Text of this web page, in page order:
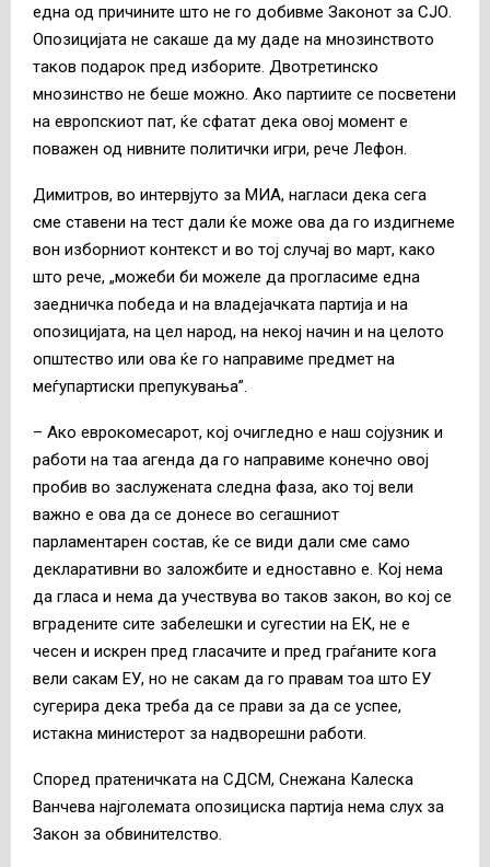
една од причините што не го добивме Законот за СЈО.
Опозицијата не сакаше да му даде на мнозинството
таков подарок пред изборите. Двотретинско
мнозинство не беше можно. Ако партиите се посветени
на европскиот пат, ќе сфатат дека овој момент е
поважен од нивните политички игри, рече Лефон.
Димитров, во интервјуто за МИА, нагласи дека сега
сме ставени на тест дали ќе може ова да го издигнеме
вон изборниот контекст и во тој случај во март, како
што рече, „можеби би можеле да прогласиме една
заедничка победа и на владејачката партија и на
опозицијата, на цел народ, на некој начин и на целото
општество или ова ќе го направиме предмет на
меѓупартиски препукувања”.
– Ако еврокомесарот, кој очигледно е наш сојузник и
работи на таа агенда да го направиме конечно овој
пробив во заслужената следна фаза, ако тој вели
важно е ова да се донесе во сегашниот
парламентарен состав, ќе се види дали сме само
декларативни во заложбите и едноставно е. Кој нема
да гласа и нема да учествува во таков закон, во кој се
вградените сите забелешки и сугестии на ЕК, не е
чесен и искрен пред гласачите и пред граѓаните кога
вели сакам ЕУ, но не сакам да го правам тоа што ЕУ
сугерира дека треба да се прави за да се успее,
истакна министерот за надворешни работи.
Според пратеничката на СДСМ, Снежана Калеска
Ванчева најголемата опозициска партија нема слух за
Закон за обвинителство.